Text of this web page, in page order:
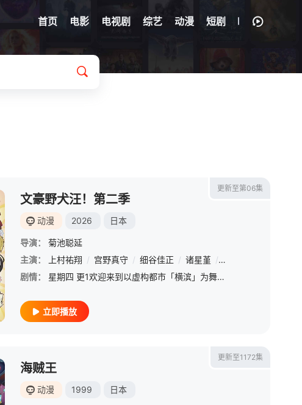
首页 电影 电视剧 综艺 动漫 短剧
真一郎 / 雪野五月 / 大塚明夫 / 桑岛法子 / 樫井笙人 /
更新至第06集
文豪野犬汪！第二季
动漫 2026 日本
导演：
菊池聪延
主演：
上村祐翔 / 宫野真守 / 细谷佳正 / 诸星堇 / 小野贤章
剧情：
星期四 更1欢迎来到以虚构都市「横滨」为舞台，一众如同疯跑乱咬、四处乱窜的迷途犬们，热热闹闹、鸡飞狗跳的日常世界！ &amp;nbsp; &amp;nbsp; &amp;nbsp; &amp;nbsp; &amp;nbsp; &amp;nbsp;
立即播放
更新至1172集
海贼王
动漫 1999 日本